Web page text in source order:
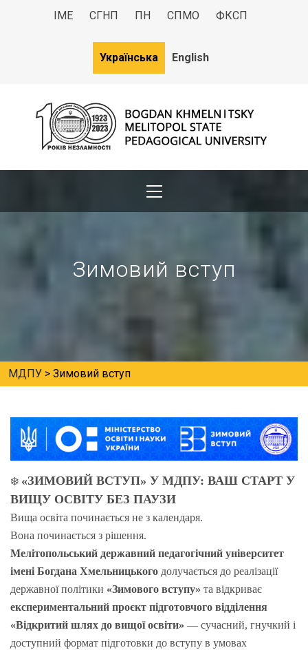
ІМЕ СГНП ПН СПМО ФКСП
Українська English
МДПУ
Зимовий вступ
МДПУ > Зимовий вступ
❄️ «ЗИМОВИЙ ВСТУП» У МДПУ: ВАШ СТАРТ У
ВИЩУ ОСВІТУ БЕЗ ПАУЗИ
Вища освіта починається не з календаря.
Вона починається з рішення.
Мелітопольський державний педагогічний університет
імені Богдана Хмельницького долучається до реалізації
державної політики «Зимового вступу» та відкриває
експериментальний проєкт підготовчого відділення
«Відкритий шлях до вищої освіти» — сучасний, гнучкий і
доступний формат підготовки до вступу в умовах